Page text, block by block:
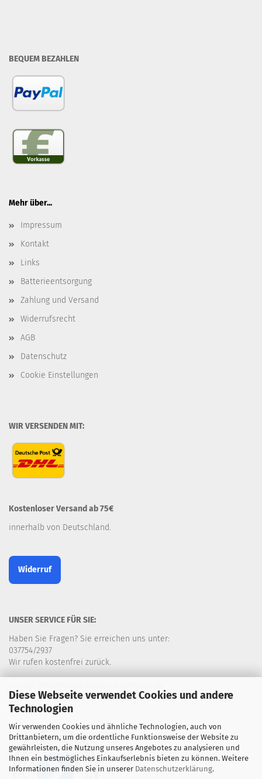
Diese Webseite verwendet Cookies und andere
Technologien
Wir verwenden Cookies und ähnliche Technologien, auch von
Drittanbietern, um die ordentliche Funktionsweise der Website zu
gewährleisten, die Nutzung unseres Angebotes zu analysieren und
Ihnen ein bestmögliches Einkaufserlebnis bieten zu können. Weitere
Informationen finden Sie in unserer Datenschutzerklärung.
BEQUEM BEZAHLEN
Mehr über...
Impressum
Kontakt
Links
Batterieentsorgung
Zahlung und Versand
Widerrufsrecht
AGB
Datenschutz
Cookie Einstellungen
WIR VERSENDEN MIT:
Kostenloser Versand ab 75€
innerhalb von Deutschland.
Widerruf
UNSER SERVICE FÜR SIE:
Haben Sie Fragen? Sie erreichen uns unter:
037754/2937
Wir rufen kostenfrei zurück.